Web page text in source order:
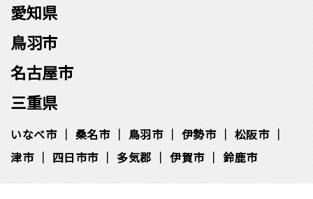
愛知県
鳥羽市
名古屋市
三重県
いなべ市 桑名市 鳥羽市 伊勢市
松阪市
津市
四日市市 多気郡 伊賀市 鈴鹿市